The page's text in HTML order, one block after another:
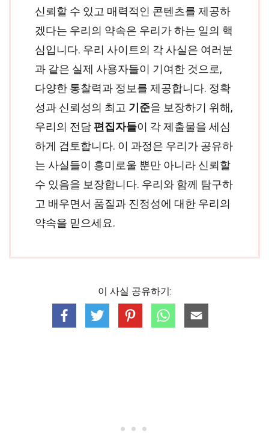
신뢰할 수 있고 매력적인 콘텐츠를 제공하
겠다는 우리의 약속은 우리가 하는 일의 핵
심입니다. 우리 사이트의 각 사실은 여러분
과 같은 실제 사용자들이 기여한 것으로,
다양한 통찰력과 정보를 제공합니다. 정확
성과 신뢰성의 최고 기준을 보장하기 위해,
우리의 전담 편집자들이 각 제출물을 세심
하게 검토합니다. 이 과정은 우리가 공유하
는 사실들이 흥미로울 뿐만 아니라 신뢰할
수 있음을 보장합니다. 우리와 함께 탐구하
고 배우면서 품질과 진정성에 대한 우리의
약속을 믿으세요.
이 사실 공유하기: